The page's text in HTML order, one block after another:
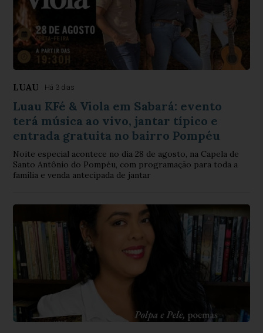
LUAU Há 3 dias
Luau KFé & Viola em Sabará: evento
terá música ao vivo, jantar típico e
entrada gratuita no bairro Pompéu
Noite especial acontece no dia 28 de agosto, na Capela de
Santo Antônio do Pompéu, com programação para toda a
família e venda antecipada de jantar